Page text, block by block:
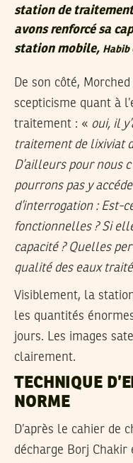
station de
avons renforcé sa
station mobile, Habib
De son côté,
scepticisme quant à
traitement : « oui, il
traitement de lixiviat
D’ailleurs pour nous
pourrons pas y
d’interrogation : Est-
fonctionnelles ? Si
capacité ? Quelles
qualité des eaux
Visiblement, la
les quantités
jours. Les images
clairement.
TECHNIQUE
NORME
D’après le cahier de
décharge Borj Chakir